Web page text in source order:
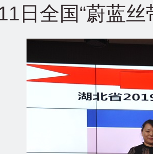
日全国“蔚蓝